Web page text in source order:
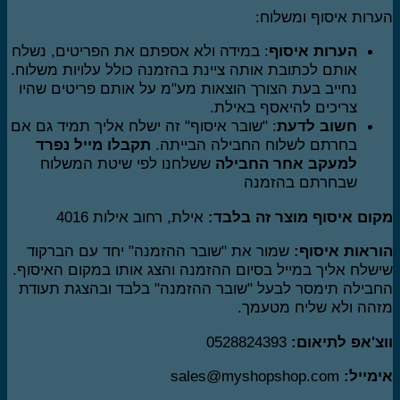
איסוף ומשלוח:
הערות איסוף: במידה ולא אספתם את הפריטים, נשלח
אותם לכתובת אותה ציינת בהזמנה כולל עלויות משלוח.
נחייב בעת הצורך הוצאות מע"מ על אותם פריטים שהיו
צריכים להיאסף באילת.
חשוב לדעת: "שובר איסוף" זה ישלח אליך תמיד גם אם
בחרתם לשלוח החבילה הבייתה.תקבלו מייל נפרד
למעקב אחר החבילהששלחנו לפי שיטת המשלוח
שבחרתם בהזמנה
איסוף מוצר זה בלבד:אילת, רחוב אילות 4016
איסוף:שמור את "שובר ההזמנה" יחד עם הברקוד
אליך במייל בסיום ההזמנה והצג אותו במקום האיסוף.
תימסר לבעל "שובר ההזמנה" בלבד ובהצגת תעודת
ולא שליח מטעמך.
לתיאום:0528824393
sales@myshopshop.com